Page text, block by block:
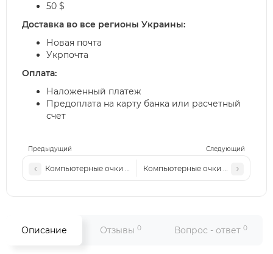
Предыдущий Следующий
Компьютерные очки Car WL2411 черныеКомпьютерные очки Cl WL2413
50 $
Доставка во все регионы Украины:
Новая почта
Укрпочта
Оплата:
Наложенный платеж
Предоплата на карту банка или расчетный
счет
Описание Отзывы 0 Вопрос - ответ 0